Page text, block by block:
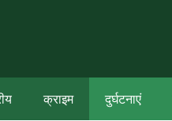
क्राइम दुर्घटनाएं